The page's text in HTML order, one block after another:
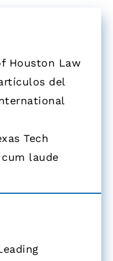
Houston Law
del
Tech
laude